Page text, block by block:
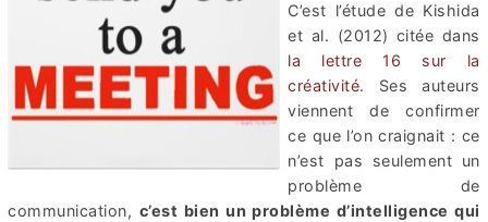
C’est l’étude de Kishida
et al. (2012) citée dans
la lettre 16 sur la
créativité. Ses auteurs
viennent de confirmer
ce que l’on craignait : ce
n’est pas seulement un
problème de
communication, c’est bien un problème d’intelligence qui